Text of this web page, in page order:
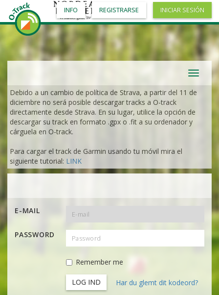
Toggle
Debido a un cambio de política de Strava, a partir del 11 de
diciembre no será posible descargar tracks a O-track
directamente desde Strava. En su lugar, utilice la opción de
descargar su track en formato .gpx o .fit a su ordenador y
cárguela en O-track.
Para cargar el track de Garmin usando tu móvil mira el
siguiente tutorial: LINK
E-MAIL
PASSWORD
Remember me
Har du glemt dit kodeord?
INFO REGISTRARSE INICIAR SESIÓN